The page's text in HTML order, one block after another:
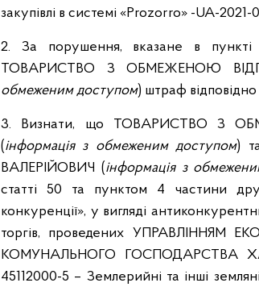
закупівлі в системі «Prozorro» -UA-
2. За порушення, вказане в пункті
ТОВАРИСТВО З ОБМЕЖЕНОЮ
обмеженим доступом) штраф
3. Визнати, що ТОВАРИСТВО З
(інформація з обмеженим доступом)
ВАЛЕРІЙОВИЧ (інформація з
статті 50 та пунктом 4 частини
конкуренції», у вигляді
торгів, проведених
КОМУНАЛЬНОГО ГОСПОДАРСТВА
45112000-5 – Землерийні та інші